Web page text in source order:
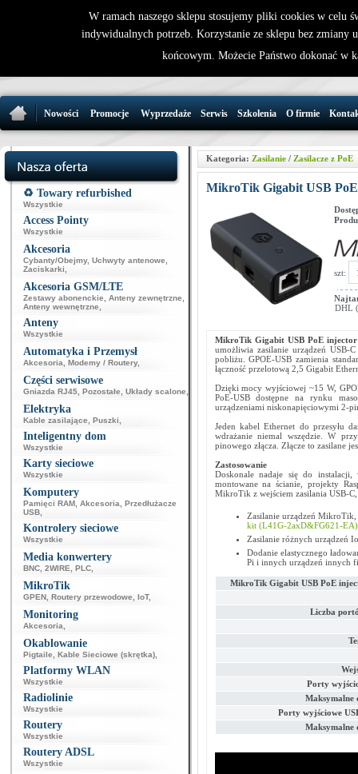
32 721 86
Nowości Promocje Wyprzedaże Serwis Szkolenia O firmie
♻️ Towary refurbished
Wszystkie
Access Pointy
Wszystkie
Akcesoria
Cybanty/Obejmy, Uchwyty antenowe
Zaciskarki
Akcesoria GSM/LTE
Zestawy abonenckie Anteny zewnętrzne
Anteny wewnętrzne
Anteny
Wszystkie
Automatyka i Przemysł
Akcesoria Modemy / Routery,
Części serwisowe
Gniazda RJ45 Pozostałe Układy scalone
Elektryka
Kable zasilające Puszki
Inteligentny dom
Wszystkie
Karty sieciowe
Wszystkie
Komputery
Pamięci RAM Akcesoria
Przedłużacze
USB
Kontrolery sieciowe
Wszystkie
Media konwertery
BNC 2WIRE PLC
MikroTik
GPEN Routery przewodowe IoT,
Monitoring
Akcesoria
Okablowanie
Pigtaile Kable Sieciowe (skrętka)
Platformy WLAN
Wszystkie
Radiolinie
Wszystkie
Routery
Wszystkie
Routery ADSL
Wszystkie
Kategoria: Zasilanie/ Zasilacze z PoE
MikroTik Gigabit USB
szt:
DHL
MikroTik Gigabit USB PoE injector
umożliwia zasilanie urządzeń
pobliżu. GPOE-USB zamienia
łączność przelotową 2,5 Gigabit
Dzięki mocy wyjściowej ~15 W,
PoE-USB dostępne na rynku
urządzeniami niskonapięciowymi 2-
Jeden kabel Ethernet do przesyłu
wdrażanie niemal wszędzie. W
pinowego złącza. Złącze to zasilane
Zastosowanie
Doskonale nadaje się do
montowane na ścianie, projekty
MikroTik z wejściem zasilania USB-C,
Zasilanie urządzeń
kit (L41G-2axD&FG621-EA)
Zasilanie różnych urządzeń
Dodanie elastycznego
Pi i innych urządzeń innych
MikroTik Gigabit USB PoE
Liczba
Porty
Maksymalne
Porty wyjściowe
Maksymalne
W ramach naszego sklepu stosujemy pliki cookies w celu
indywidualnych potrzeb. Korzystanie ze sklepu bez zmiany
końcowym. Możecie Państwo dokonać w